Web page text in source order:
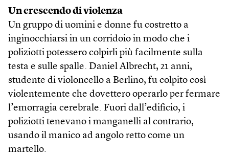
Un crescendo di violenza
Un gruppo di uomini e donne fu costretto a
inginocchiarsi in un corridoio in modo che i
poliziotti potessero colpirli più facilmente sulla
testa e sulle spalle. Daniel Albrecht, 21 anni,
studente di violoncello a Berlino, fu colpito così
violentemente che dovettero operarlo per fermare
l’emorragia cerebrale. Fuori dall’edificio, i
poliziotti tenevano i manganelli al contrario,
usando il manico ad angolo retto come un
martello.